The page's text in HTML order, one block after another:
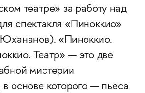
театре» за работу над
спектакля «Пиноккио»
«Пиноккио.
Театр» — это две
мистерии
основе которого — пьеса